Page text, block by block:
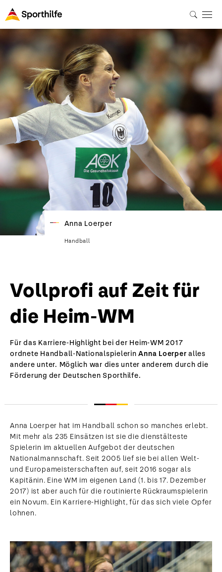
Anna Loerper
Handball
Vollprofi auf Zeit für
die Heim-WM
Für das Karriere-Highlight bei der Heim-WM 2017
ordnete Handball-NationalspielerinAnna Loerper alles
andere unter. Möglich war dies unter anderem durch die
Förderung der Deutschen Sporthilfe.
Anna Loerper hat im Handball schon so manches erlebt.
Mit mehr als 235 Einsätzen ist sie die dienstälteste
Spielerin im aktuellen Aufgebot der deutschen
Nationalmannschaft. Seit 2005 lief sie bei allen Welt-
und Europameisterschaften auf, seit 2016 sogar als
Kapitänin. Eine WM im eigenen Land (1. bis 17. Dezember
2017) ist aber auch für die routinierte Rückraumspielerin
ein Novum. Ein Karriere-Highlight, für das sich viele Opfer
lohnen.